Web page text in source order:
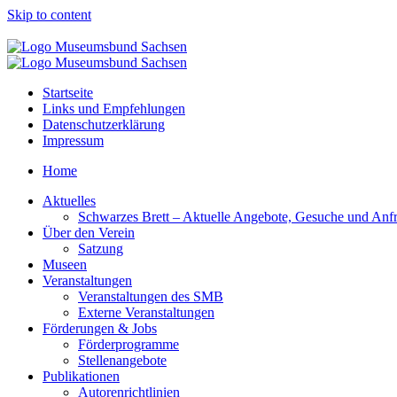
Skip to content
Startseite
Links und Empfehlungen
Datenschutzerklärung
Impressum
Home
Aktuelles
Schwarzes Brett – Aktuelle Angebote, Gesuche und
Über den Verein
Satzung
Museen
Veranstaltungen
Veranstaltungen des SMB
Externe Veranstaltungen
Förderungen & Jobs
Förderprogramme
Stellenangebote
Publikationen
Autorenrichtlinien